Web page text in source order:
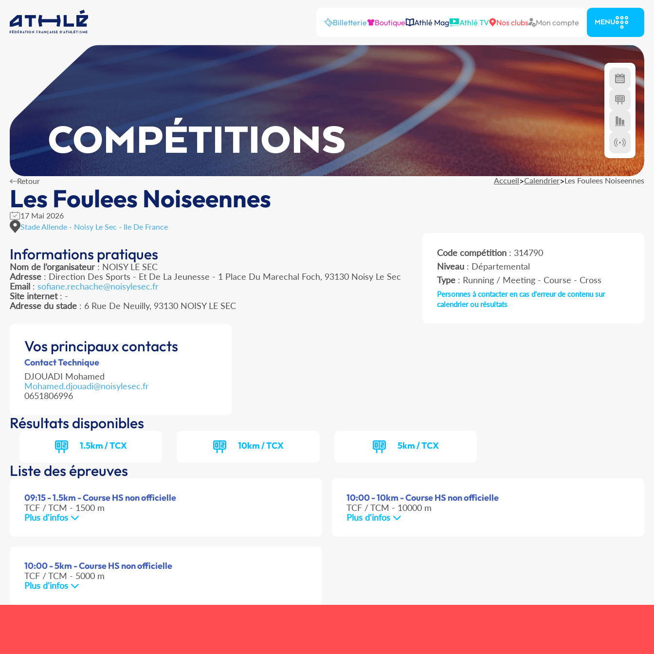
Billetterie Boutique Athlé Mag Athlé TV Nos clubs Mon compte MENU
COMPÉTITIONS
Retour Accueil>Calendrier>Les Foulees Noiseennes
Les Foulees Noiseennes
17 Mai 2026
Stade Allende - Noisy Le Sec - Ile De France
Informations pratiques
Nom de l’organisateur : NOISY LE SEC
Adresse : Direction Des Sports - Et De La Jeunesse - 1 Place Du Marechal Foch, 93130 Noisy Le Sec
Email : sofiane.rechache@noisylesec.fr
Site internet: -
Adresse du stade : 6 Rue De Neuilly, 93130 NOISY LE SEC
Code compétition: 314790
Niveau: Départemental
Type: Running / Meeting - Course - Cross
Personnes à contacter en cas d'erreur de contenu sur
calendrier ou résultats
Vos principaux contacts
Contact Technique
DJOUADI Mohamed
Mohamed.djouadi@noisylesec.fr
0651806996
Résultats disponibles
1.5km / TCX 10km / TCX 5km / TCX
Liste des épreuves
09:15 - 1.5km - Course HS non officielle
TCF / TCM - 1500 m
Plus d'infos
10:00 - 10km - Course HS non officielle
TCF / TCM - 10000 m
Plus d'infos
10:00 - 5km - Course HS non officielle
TCF / TCM - 5000 m
Plus d'infos